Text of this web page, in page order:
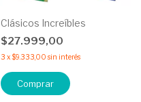
Clásicos Increíbles
$27.999,00
3 x$9.333,00 sin interés
Comprar